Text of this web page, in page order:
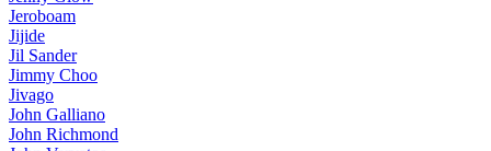
Jeroboam
Jijide
Jil Sander
Jimmy Choo
Jivago
John Galliano
John Richmond